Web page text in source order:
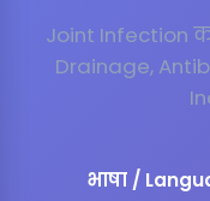
Joint Infection
Drainage,
भाषा /